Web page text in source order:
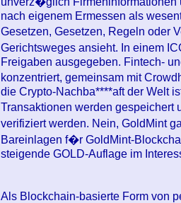
nach eigenem Ermessen als
Gesetzen, Gesetzen, Regeln oder
Gerichtsweges ansieht. In einem
Freigaben ausgegeben. Fintech-
konzentriert, gemeinsam mit
die Crypto-Nachba****aft der Welt
Transaktionen werden
verifiziert werden. Nein, GoldMint
Bareinlagen f�r GoldMint-
steigende GOLD-Auflage im
Als Blockchain-basierte Form von